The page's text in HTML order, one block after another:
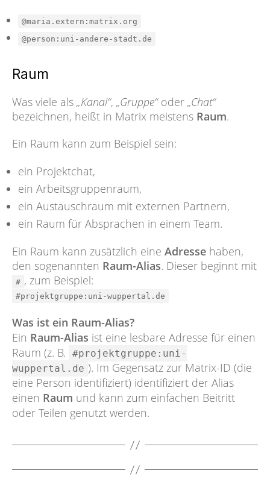
@maria.extern:matrix.org
@person:uni-andere-stadt.de
Raum
Was viele als „Kanal“, „Gruppe“oder „Chat“
bezeichnen, heißt in Matrix meistens Raum.
Ein Raum kann zum Beispiel sein:
ein Projektchat,
ein Arbeitsgruppenraum,
ein Austauschraum mit externen Partnern,
ein Raum für Absprachen in einem Team.
Ein Raum kann zusätzlich eine Adresse haben,
den sogenannten Raum-Alias. Dieser beginnt mit
# , zum Beispiel:
#projektgruppe:uni-wuppertal.de
Was ist ein Raum-Alias?
Ein Raum-Alias ist eine lesbare Adresse für einen
Raum (z. B.
#projektgruppe:uni-
wuppertal.de ). Im Gegensatz zur Matrix-ID (die
eine Person identifiziert) identifiziert der Alias
einen Raum und kann zum einfachen Beitritt
oder Teilen genutzt werden.